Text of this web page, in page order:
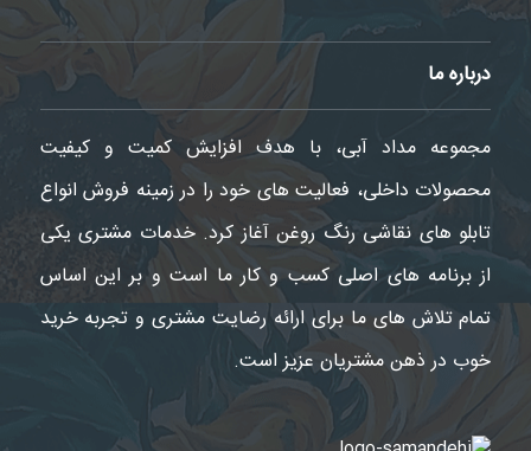
درباره ما
مجموعه مداد آبی، با هدف افزایش کمیت و کیفیت
محصولات داخلی، فعالیت های خود را در زمینه فروش انواع
تابلو های نقاشی رنگ روغن آغاز کرد. خدمات مشتری یکی
از برنامه های اصلی کسب و کار ما است و بر این اساس
تمام تلاش های ما برای ارائه رضایت مشتری و تجربه خرید
خوب در ذهن مشتریان عزیز است.